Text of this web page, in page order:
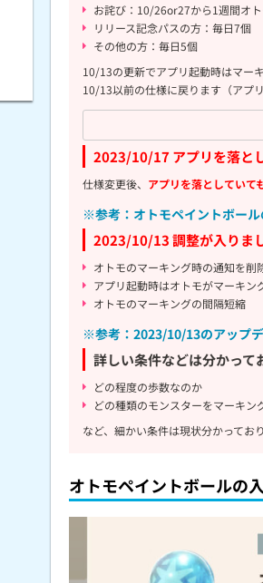
お詫び：10/26or27から1週間オ
リリース記念パスの方：毎日7個
その他の方：毎日5個
10/13の更新でアプリ起動時はマー
10/13以前の仕様に戻ります（アプ
2023/10/17 アプリを落と
仕様変更後、 アプリを落としていて
※参考：オトモペイントボー
2023/10/13 調整が入りま
オトモのマーキング時の通知を削
アプリ起動時はオトモがマーキン
オトモのマーキングの間隔短縮
※参考：2023/10/13のアップ
詳しい条件などは分かって
どの程度の歩数なのか
どの種類のモンスターをマーキン
など、細かい条件は現状分かってお
オトモペイントボールの